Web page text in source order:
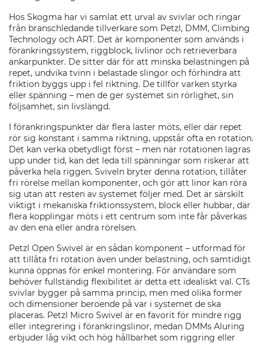
Hos Skogma har vi samlat ett urval av svivlar och ringar
från branschledande tillverkare som Petzl, DMM, Climbing
Technology och ART. Det är komponenter som används i
förankringssystem, riggblock, livlinor och retrieverbara
ankarpunkter. De sitter där för att minska belastningen på
repet, undvika tvinn i belastade slingor och förhindra att
friktion byggs upp i fel riktning. De tillför varken styrka
eller spänning – men de ger systemet sin rörlighet, sin
följsamhet, sin livslängd.
I förankringspunkter där flera laster möts, eller där repet
rör sig konstant i samma riktning, uppstår ofta en rotation.
Det kan verka obetydligt först – men när rotationen lagras
upp under tid, kan det leda till spänningar som riskerar att
påverka hela riggen. Sviveln bryter denna rotation, tillåter
fri rörelse mellan komponenter, och gör att linor kan röra
sig utan att resten av systemet följer med. Det är särskilt
viktigt i mekaniska friktionssystem, block eller hubbar, där
flera kopplingar möts i ett centrum som inte får påverkas
av den ena eller andra rörelsen.
Petzl Open Swivel är en sådan komponent – utformad för
att tillåta fri rotation även under belastning, och samtidigt
kunna öppnas för enkel montering. För användare som
behöver fullständig flexibilitet är detta ett idealiskt val. CTs
svivlar bygger på samma princip, men med olika former
och dimensioner beroende på var i systemet de ska
placeras. Petzl Micro Swivel är en favorit för mindre rigg
eller integrering i förankringslinor, medan DMMs Aluring
erbjuder låg vikt och hög hållbarhet som riggring eller